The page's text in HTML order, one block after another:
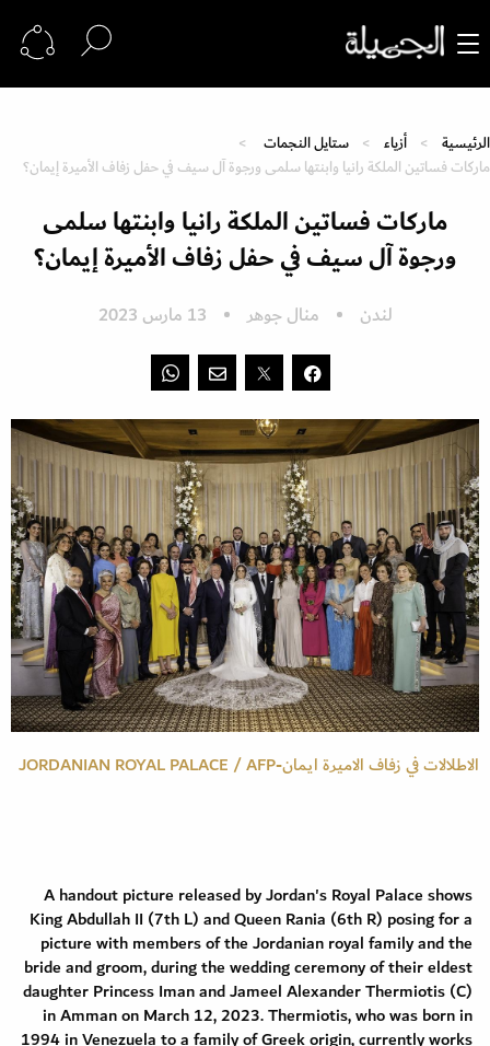
الرئيسية أزياء
ستايل النجمات
ماركات فساتين الملكة رانيا وابنتها سلمى ورجوة آل سيف في حفل زفاف الأميرة إيمان؟
ماركات فساتين الملكة رانيا وابنتها سلمى
ورجوة آل سيف في حفل زفاف الأميرة إيمان؟
لندن منال جوهر 13 مارس 2023
الاطلالات في زفاف الاميرة ايمان-JORDANIAN ROYAL PALACE / AFP
A handout picture released by Jordan's Royal Palace shows
King Abdullah II (7th L) and Queen Rania (6th R) posing for a
picture with members of the Jordanian royal family and the
bride and groom, during the wedding ceremony of their eldest
daughter Princess Iman and Jameel Alexander Thermiotis (C)
in Amman on March 12, 2023. Thermiotis, who was born in
1994 in Venezuela to a family of Greek origin, currently works